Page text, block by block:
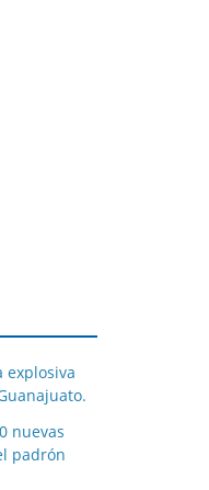
explosiva
nuevas
padrón